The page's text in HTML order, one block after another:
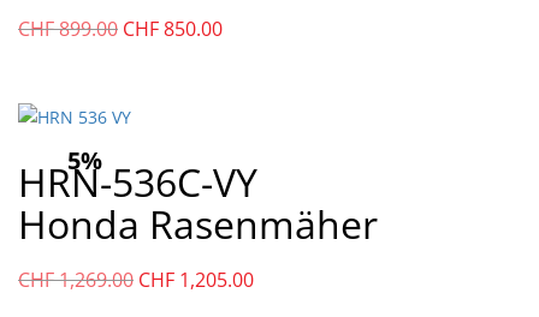
CHF899.00 Ursprünglicher
CHF
CHF850.00Aktueller
5%
HRN-536C-VY
Honda Rasenmäher
CHF1,269.00 Ursprünglicher
CHF 1,205.00Aktueller